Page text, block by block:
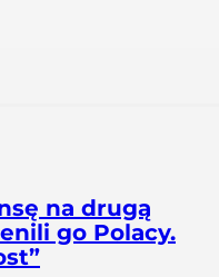
na drugą
go Polacy.